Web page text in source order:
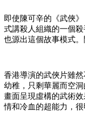
即使陳可辛的《武俠
式講殺人組織的一個
也源出這個故事模式
香港導演的武俠片雖
幼稚，只剩華麗而空
畫面呈現虛構的武術
情和冷血的超能力，很